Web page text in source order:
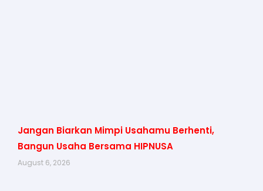
Jangan Biarkan Mimpi Usahamu Berhenti,
Bangun Usaha Bersama HIPNUSA
August 6, 2026